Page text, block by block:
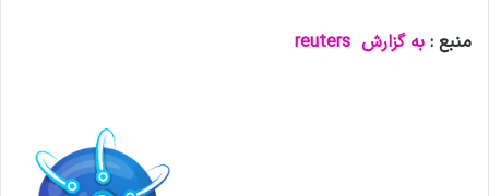
منبع : به گزارش reuters